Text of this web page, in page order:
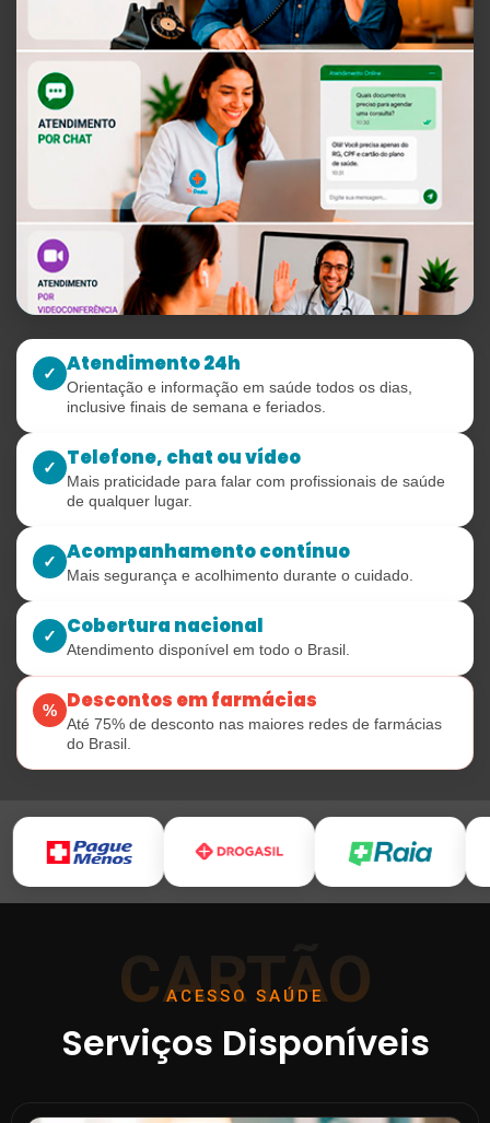
✓ Atendimento 24h
Orientação e informação em saúde todos os dias,
inclusive finais de semana e feriados.
✓ Telefone, chat ou vídeo
Mais praticidade para falar com profissionais de saúde
de qualquer lugar.
✓ Acompanhamento contínuo
Mais segurança e acolhimento durante o cuidado.
✓ Cobertura nacional
Atendimento disponível em todo o Brasil.
% Descontos em farmácias
Até 75% de desconto nas maiores redes de farmácias
do Brasil.
CARTÃO
ACESSO SAÚDE
Serviços Disponíveis